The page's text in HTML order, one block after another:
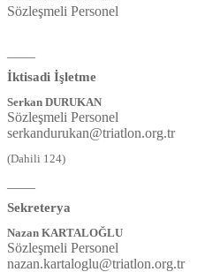
Sözleşmeli Personel
İktisadi İşletme
Serkan DURUKAN
Sözleşmeli Personel
serkandurukan@triatlon.org.tr
(Dahili 124)
Sekreterya
Nazan KARTALOĞLU
Sözleşmeli Personel
nazan.kartaloglu@triatlon.org.tr